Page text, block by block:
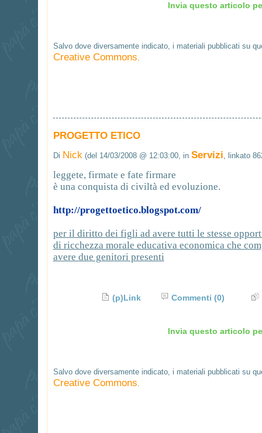
Invia questo articolo
Salvo dove diversamente indicato, i materiali pubblicati su
Creative Commons
PROGETTO ETICO
Di Nick(del 14/03/2008 @ 12:03:00, in Servizi, linkato
leggete, firmate e fate firmare
è una conquista di civiltà ed evoluzione.
http://progettoetico.blogspot.com/
per il diritto dei figli ad avere tutti le stesse
di ricchezza morale educativa economica che
avere due genitori presenti
(p)Link Commenti (0)
Invia questo articolo
Salvo dove diversamente indicato, i materiali pubblicati su
Creative Commons